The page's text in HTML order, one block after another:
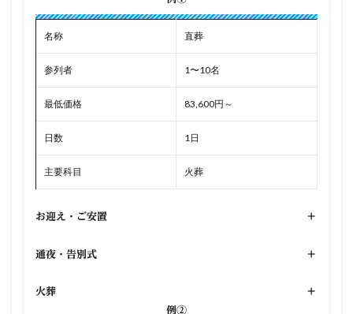
名称 直葬
参列者 1〜10名
最低価格 83,600円～
日数 1日
主要科目 火葬
お迎え・ご安置 +
通夜・告別式 +
火葬
+
例②